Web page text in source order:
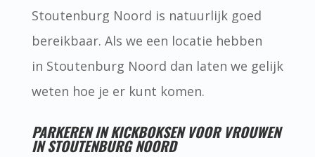
Stoutenburg Noord is natuurlijk goed
bereikbaar. Als we een locatie hebben
in Stoutenburg Noord dan laten we gelijk
weten hoe je er kunt komen.
PARKEREN IN KICKBOKSEN VOOR VROUWEN
IN STOUTENBURG NOORD